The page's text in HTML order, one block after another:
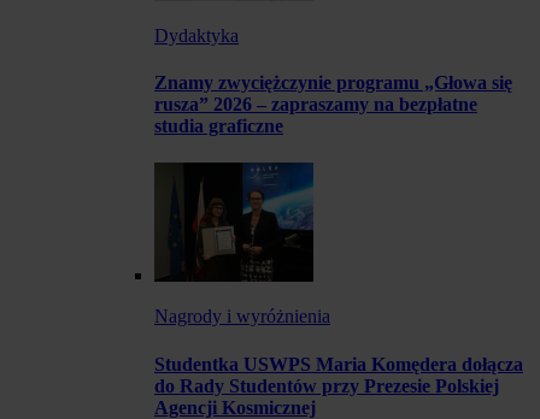
Dydaktyka
Znamy zwyciężczynie programu „Głowa się
rusza” 2026 – zapraszamy na bezpłatne
studia graficzne
Nagrody i wyróżnienia
Studentka USWPS Maria Komędera dołącza
do Rady Studentów przy Prezesie Polskiej
Agencji Kosmicznej